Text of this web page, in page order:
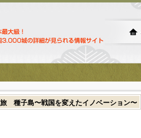
種子島〜戦国を変えたイノベーション〜